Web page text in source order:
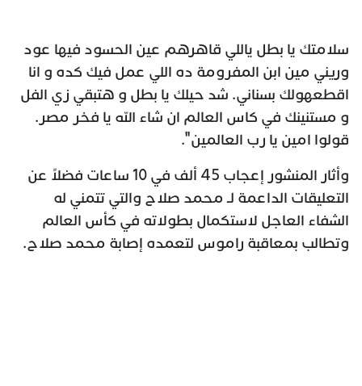
سلامتك يا بطل ياللي قاهرهم عين الحسود فيها عود
وريني مين ابن المفرومة ده اللي عمل فيك كده و انا
اقطعهولك بسناني. شد حيلك يا بطل و هتبقي زي الفل
و مستنينك في كاس العالم ان شاء الله يا فخر مصر.
قولوا امين يا رب العالمين".
وأثار المنشور إعجاب 45 ألف في 10 ساعات فضلاً عن
التعليقات الداعمة لـ محمد صلاح والتي تتمني له
الشفاء العاجل لاستكمال بطولاته في كأس العالم
وتطالب بمعاقبة راموس لتعمده إصابة محمد صلاح.